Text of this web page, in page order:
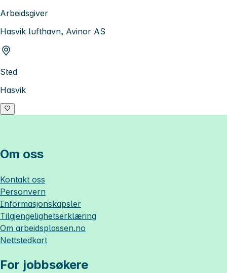
Arbeidsgiver
Hasvik lufthavn, Avinor AS
Sted
Hasvik
Om oss
Kontakt oss
Personvern
Informasjonskapsler
Tilgjengelighetserklæring
Om arbeidsplassen.no
Nettstedkart
For jobbsøkere